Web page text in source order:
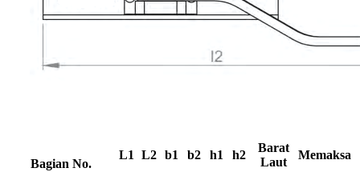
Bagian No.
L1 L2 b1 b2 h1 h2
Barat
Laut
Memaksa